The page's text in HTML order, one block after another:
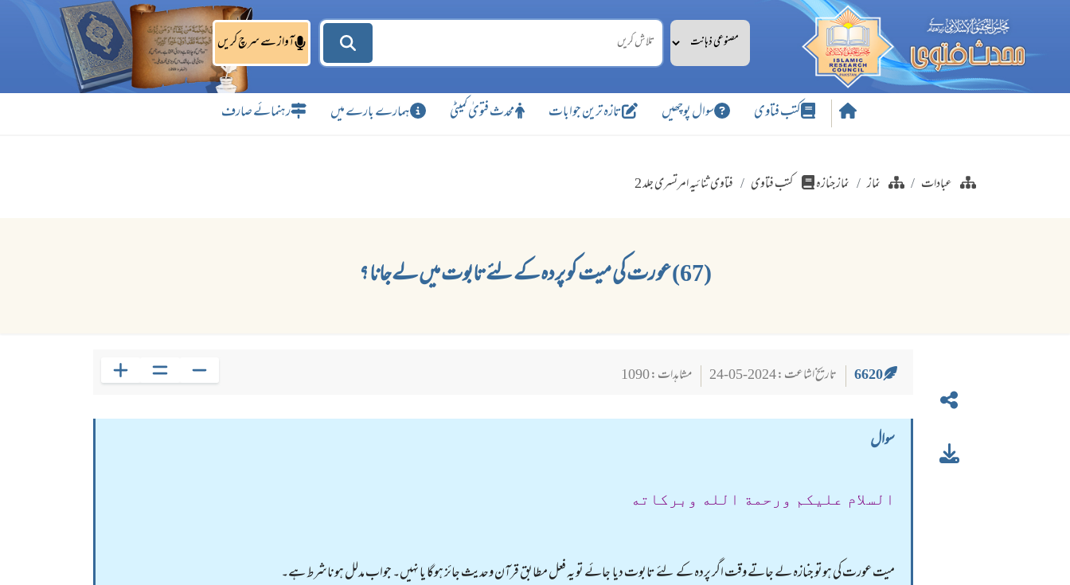
آواز سے سرچ کریں
کتب فتاوی سوال پوچھیں تازہ ترین جوابات محدث فتویٰ کمیٹی ہمارے بارے میں رہنمائے صارف
عبادات نماز نماز جنازہ کتب فتاوی فتاوی ثنائیہ امرتسری جلد 2
(67) عورت کی میت کو پردہ کے لئے تابوت میں لےجانا ؟
6620 تاریخ اشاعت : 2024-05-24 مشاہدات : 1090
سوال
السلام عليكم ورحمة الله وبركاته
میت عورت کی ہوتو جنازہ لے جاتے وقت اگر پردہ کے لئے تابوت دیا جائے تو یہ فعل مطابق قرآن وحدیث جائز ہوگا یا نہیں۔ جواب مدلل ہوناشرط ہے۔